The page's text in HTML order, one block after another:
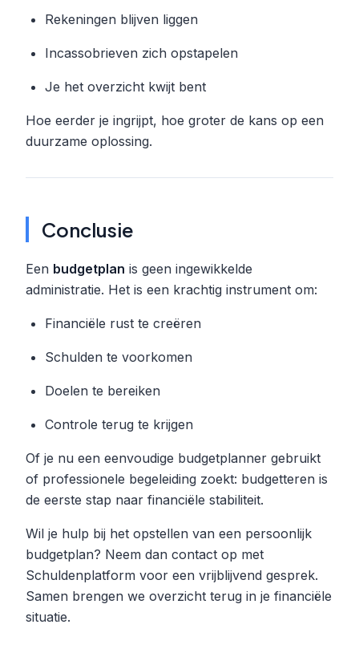
Rekeningen blijven liggen
Incassobrieven zich opstapelen
Je het overzicht kwijt bent
Hoe eerder je ingrijpt, hoe groter de kans op een
duurzame oplossing.
Conclusie
Een budgetplan is geen ingewikkelde
administratie. Het is een krachtig instrument om:
Financiële rust te creëren
Schulden te voorkomen
Doelen te bereiken
Controle terug te krijgen
Of je nu een eenvoudige budgetplanner gebruikt
of professionele begeleiding zoekt: budgetteren is
de eerste stap naar financiële stabiliteit.
Wil je hulp bij het opstellen van een persoonlijk
budgetplan? Neem dan contact op met
Schuldenplatform voor een vrijblijvend gesprek.
Samen brengen we overzicht terug in je financiële
situatie.